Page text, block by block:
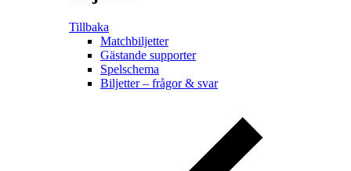
Tillbaka
Matchbiljetter
Gästande supporter
Spelschema
Biljetter – frågor & svar